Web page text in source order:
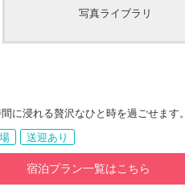
写真ライブラリ
に浸れる贅沢なひと時を過ごせます
送迎あり
宿泊プラン一覧はこちら